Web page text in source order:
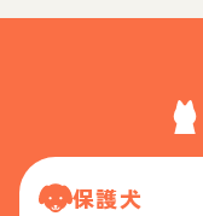
保護犬